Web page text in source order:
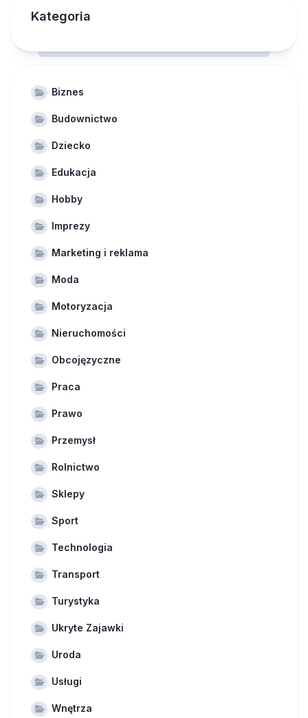
Kategoria
Biznes
Budownictwo
Dziecko
Edukacja
Hobby
Imprezy
Marketing i reklama
Moda
Motoryzacja
Nieruchomości
Obcojęzyczne
Praca
Prawo
Przemysł
Rolnictwo
Sklepy
Sport
Technologia
Transport
Turystyka
Ukryte Zajawki
Uroda
Usługi
Wnętrza